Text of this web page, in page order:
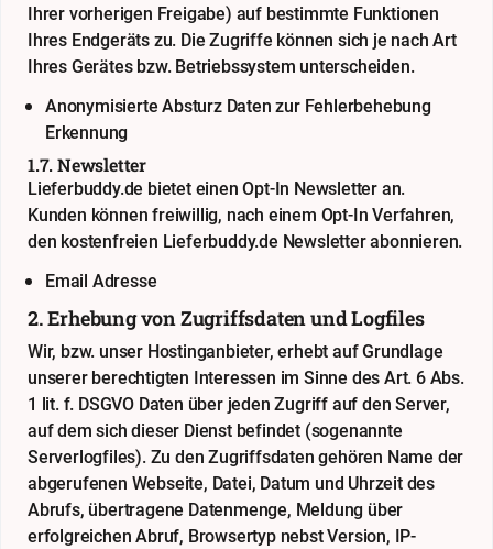
Ihrer vorherigen Freigabe) auf bestimmte Funktionen
Ihres Endgeräts zu. Die Zugriffe können sich je nach Art
Ihres Gerätes bzw. Betriebssystem unterscheiden.
Anonymisierte Absturz Daten zur Fehlerbehebung
Erkennung
1.7. Newsletter
Lieferbuddy.de bietet einen Opt-In Newsletter an.
Kunden können freiwillig, nach einem Opt-In Verfahren,
den kostenfreien Lieferbuddy.de Newsletter abonnieren.
Email Adresse
2. Erhebung von Zugriffsdaten und Logfiles
Wir, bzw. unser Hostinganbieter, erhebt auf Grundlage
unserer berechtigten Interessen im Sinne des Art. 6 Abs.
1 lit. f. DSGVO Daten über jeden Zugriff auf den Server,
auf dem sich dieser Dienst befindet (sogenannte
Serverlogfiles). Zu den Zugriffsdaten gehören Name der
abgerufenen Webseite, Datei, Datum und Uhrzeit des
Abrufs, übertragene Datenmenge, Meldung über
erfolgreichen Abruf, Browsertyp nebst Version, IP-